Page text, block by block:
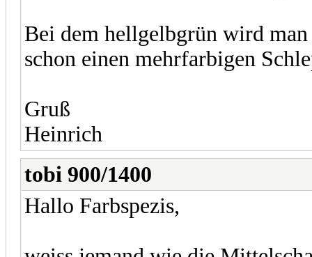
Bei dem hellgelbgrün wird man
schon einen mehrfarbigen
Gruß
Heinrich
tobi 900/1400
Hallo Farbspezis,